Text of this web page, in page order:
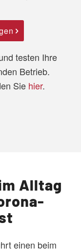
testen Ihre
Betrieb.
Sie hier.
Alltag
einen beim